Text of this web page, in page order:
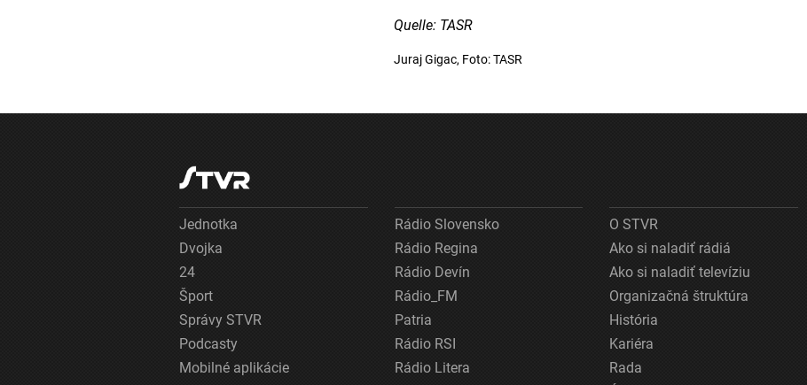
Quelle: TASR
Juraj Gigac, Foto: TASR
Jednotka
Dvojka
24
Šport
Správy STVR
Podcasty
Mobilné aplikácie
Rádio Slovensko
Rádio Regina
Rádio Devín
Rádio_FM
Patria
Rádio RSI
Rádio Litera
O STVR
Ako si naladiť rádiá
Ako si naladiť televíziu
Organizačná štruktúra
História
Kariéra
Rada